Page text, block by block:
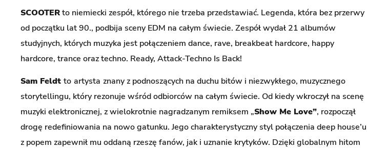
SCOOTERto niemiecki zespół, którego nie trzeba przedstawiać. Legenda, która bez przerwy
od początku lat 90., podbija sceny EDM na całym świecie. Zespół wydał 21 albumów
studyjnych, których muzyka jest połączeniem dance, rave, breakbeat hardcore, happy
hardcore, trance oraz techno. Ready, Attack-Techno Is Back!
Sam Feldt to artysta znany z podnoszących na duchu bitów i niezwykłego, muzycznego
storytellingu, który rezonuje wśród odbiorców na całym świecie. Od kiedy wkroczył na scenę
muzyki elektronicznej, z wielokrotnie nagradzanym remiksem „Show Me Love”, rozpoczął
drogę redefiniowania na nowo gatunku. Jego charakterystyczny styl połączenia deep house’u
z popem zapewnił mu oddaną rzeszę fanów, jak i uznanie krytyków. Dzięki globalnym hitom